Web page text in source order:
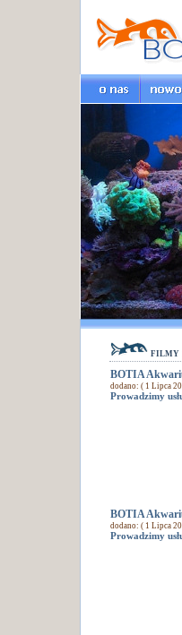
filmy
BOTIA
dodano: ( 1 Lipca
Prowadzimy
BOTIA
dodano: ( 1 Lipca
Prowadzimy